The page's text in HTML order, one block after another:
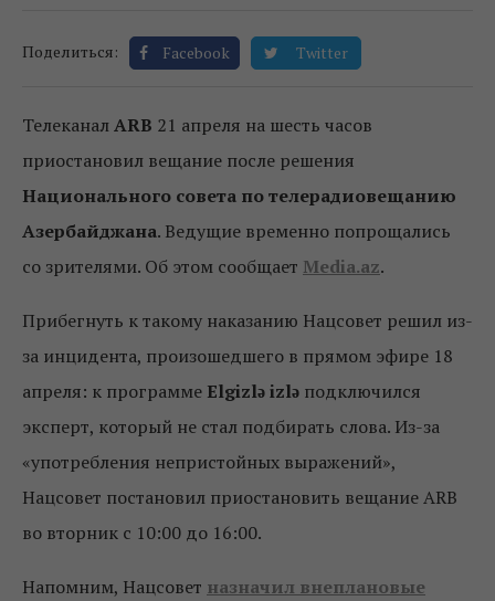
Поделиться: Facebook Twitter
ТелеканалARB 21 апреля на шесть часов
приостановил вещание после решения
Национального совета по телерадиовещанию
Азербайджана. Ведущие временно попрощались
со зрителями. Об этом сообщает Media.az.
Прибегнуть к такому наказанию Нацсовет решил из-
за инцидента, произошедшего в прямом эфире 18
апреля: к программе Elgizlə izlə подключился
эксперт, который не стал подбирать слова. Из-за
«употребления непристойных выражений»,
Нацсовет постановил приостановить вещание ARB
во вторник с 10:00 до 16:00.
Напомним, Нацсовет назначил внеплановые